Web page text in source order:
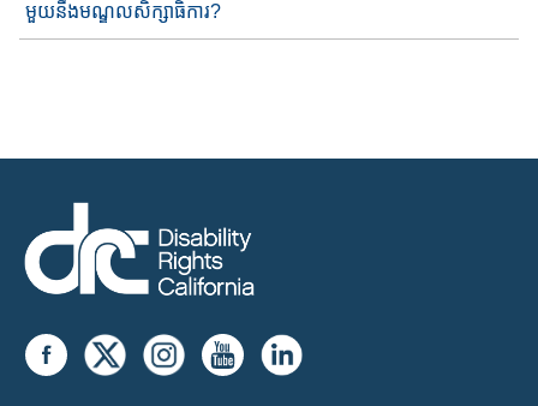
មួយ​​នឹង​មណ្ឌលសិក្សាធិការ​?